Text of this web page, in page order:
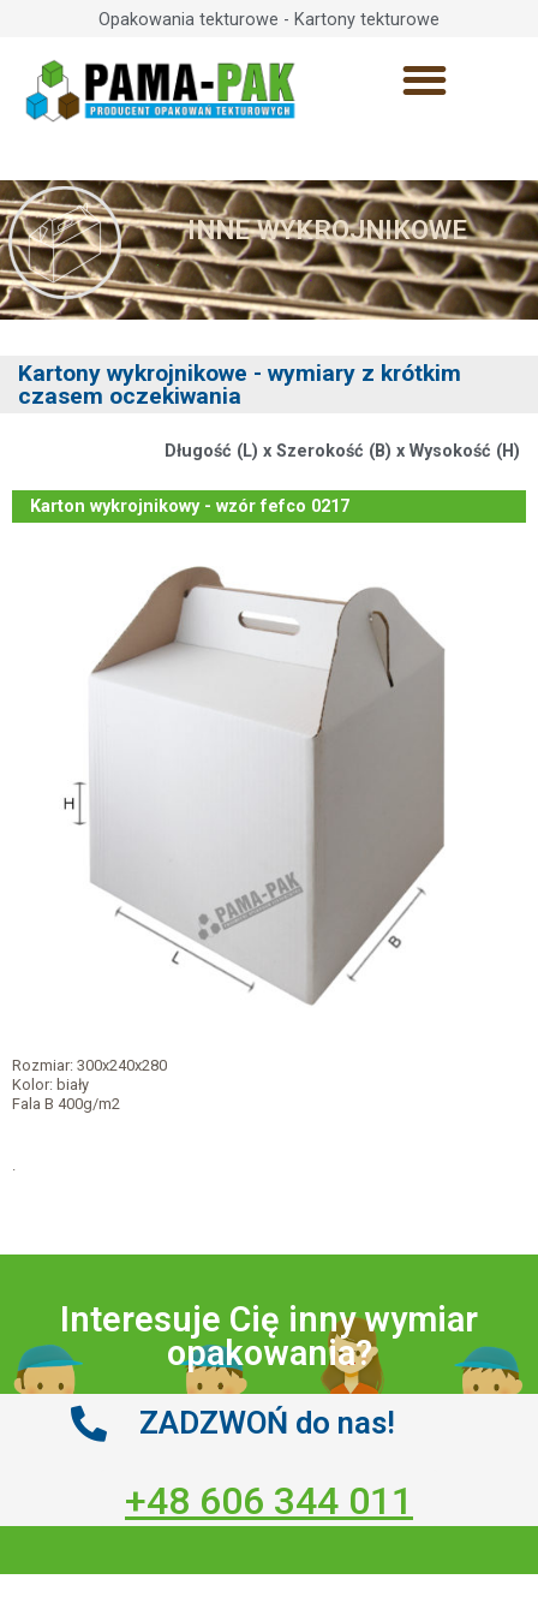
Opakowania tekturowe - Kartony tekturowe
INNE WYKROJNIKOWE
Kartony wykrojnikowe - wymiary z krótkim
czasem oczekiwania
Długość (L) x Szerokość (B) x Wysokość (H)
Karton wykrojnikowy - wzór fefco 0217
Rozmiar: 300x240x280
Kolor: biały
Fala B 400g/m2
Interesuje Cię inny wymiar
opakowania?
ZADZWOŃ do nas!
+48 606 344 011